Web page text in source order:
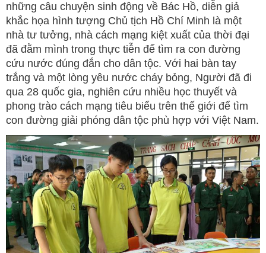
những câu chuyện sinh động về Bác Hồ, diễn giả
khắc họa hình tượng Chủ tịch Hồ Chí Minh là một
nhà tư tưởng, nhà cách mạng kiệt xuất của thời đại
đã đằm mình trong thực tiễn để tìm ra con đường
cứu nước đúng đắn cho dân tộc. Với hai bàn tay
trắng và một lòng yêu nước cháy bỏng, Người đã đi
qua 28 quốc gia, nghiên cứu nhiều học thuyết và
phong trào cách mạng tiêu biểu trên thế giới để tìm
con đường giải phóng dân tộc phù hợp với Việt Nam.